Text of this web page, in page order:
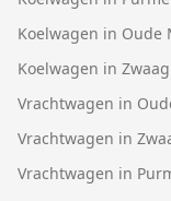
Koelwagen in Oude
Koelwagen in Zwaag
Vrachtwagen in
Vrachtwagen in
Vrachtwagen in